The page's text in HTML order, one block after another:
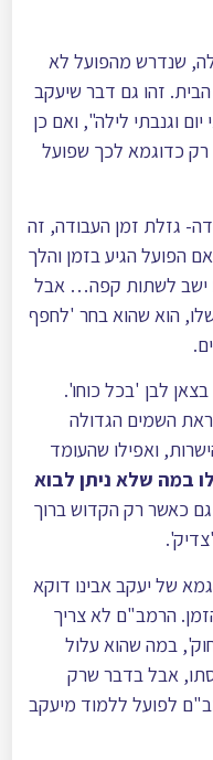
שנדרש מהפועל לא
זהו גם דבר שיעקב
וגנבתי לילה", ואם כן
רק כדוגמא לכך שפועל
גזלת זמן העבודה, זה
הפועל הגיע בזמן והלך
ישב לשתות קפה… אבל
הוא שהוא בחר 'לחפף
לבן 'בכל כוחו'.
השמים הגדולה
ואפילו שהעומד
במה שלא ניתן לבוא
כאשר רק הקדוש ברוך
'צדיק'.
של יעקב אבינו דוקא
הרמב"ם לא צריך
במה שהוא עלול
אבל בדבר שרק
לפועל ללמוד מיעקב